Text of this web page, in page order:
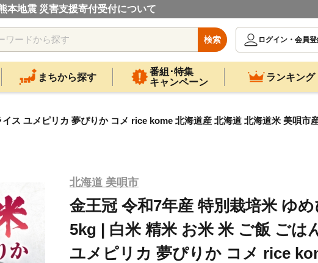
本地震 災害支援寄付受付について
検索
ログイン・会員
まちから探す
番組･特集
キャンペーン
ランキング
ス ユメピリカ 夢ぴりか コメ rice kome 北海道産 北海道 北海道米 美唄市
北海道 美唄市
金王冠 令和7年産 特別栽培米 ゆ
5kg | 白米 精米 お米 米 ご飯 ごは
ユメピリカ 夢ぴりか コメ rice